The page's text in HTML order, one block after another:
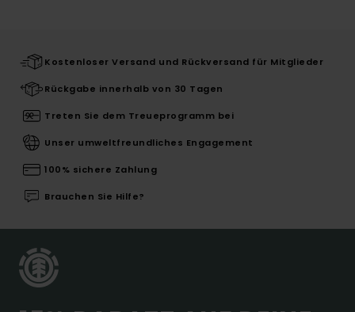
Kostenloser Versand und Rückversand für Mitglieder
Rückgabe innerhalb von 30 Tagen
Treten Sie dem Treueprogramm bei
Unser umweltfreundliches Engagement
100% sichere Zahlung
Brauchen Sie Hilfe?